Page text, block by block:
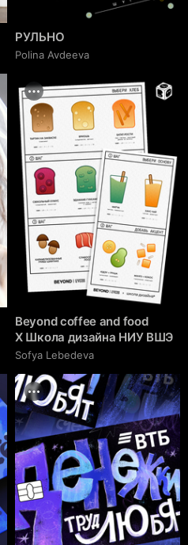
РУЛЬНО
Polina Avdeeva
Beyond coffee and food
Х Школа дизайна НИУ ВШЭ
Sofya Lebedeva